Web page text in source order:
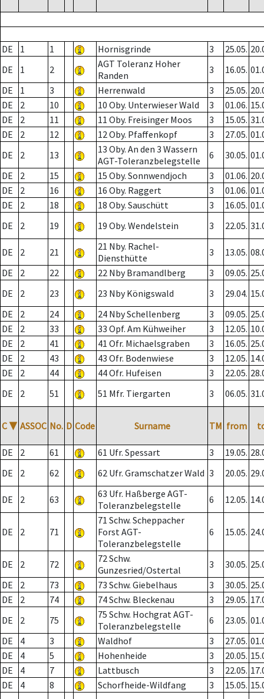
DE 1 1 Hornisgrinde 3 25.05.
DE
1 2
AGT Toleranz Hoher
Randen
3 16.05.
DE
1 3 Herrenwald 3 25.05.
DE
2 10 10 Oby. Unterwieser Wald 3 01.06.
DE
2 11 11 Oby. Freisinger Moos 3 15.05.
DE
2 12 12 Oby. Pfaffenkopf 3 27.05.
DE
2 13
13 Oby. An den 3 Wassern
AGT-Toleranzbelegstelle
6 30.05.
DE
2 15 15 Oby. Sonnwendjoch 3 01.06.
DE
2 16 16 Oby. Raggert 3 01.06.
DE
2 18 18 Oby. Sauschütt 3 16.05.
DE
2 19 19 Oby. Wendelstein 3 22.05.
DE 2 21
21 Nby. Rachel-
Diensthütte
3 13.05.
DE
2 22 22 Nby Bramandlberg 3 09.05.
DE
2 23 23 Nby Königswald 3 29.04.
DE
2 24 24 Nby Schellenberg 3 09.05.
DE
2 33 33 Opf. Am Kühweiher 3 12.05.
DE
2 41 41 Ofr. Michaelsgraben 3 16.05.
DE
2 43 43 Ofr. Bodenwiese 3 12.05.
DE
2 44 44 Ofr. Hufeisen 3 22.05.
DE
2 51 51 Mfr. Tiergarten 3 06.05.
C ▼ ASSOC No. D Code Surname TM from
DE 2 61 61 Ufr. Spessart 3 19.05.
DE
2 62 62 Ufr. Gramschatzer Wald 3 20.05.
DE 2 63
63 Ufr. Haßberge AGT-
Toleranzbelegstelle
6 12.05.
DE 2 71
71 Schw. Scheppacher
Forst AGT-
Toleranzbelegstelle
6 15.05.
DE 2 72
72 Schw.
Gunzesried/Ostertal
3 30.05.
DE
2 73 73 Schw. Giebelhaus 3 30.05.
DE
2 74 74 Schw. Bleckenau 3 29.05.
DE
2 75
75 Schw. Hochgrat AGT-
Toleranzbelegstelle
6 23.05.
DE
4 3 Waldhof 3 27.05.
DE
4 5 Hohenheide 3 20.05.
DE
4 7 Lattbusch 3 22.05.
DE
4 8 Schorfheide-Wildfang 3 15.05.